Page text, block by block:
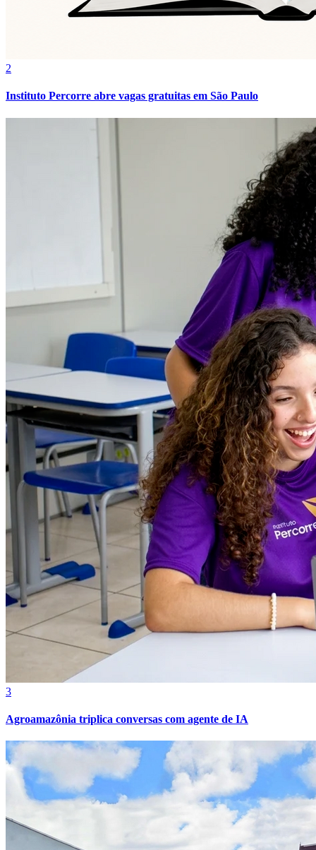
Flamengo
Fluminense
2
Instituto Percorre abre vagas gratuitas em São Paulo
3
Agroamazônia triplica conversas com agente de IA